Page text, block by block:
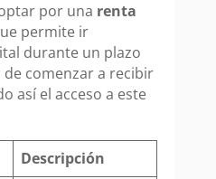
por una renta
permite ir
durante un plazo
comenzar a recibir
así el acceso a este
Descripción